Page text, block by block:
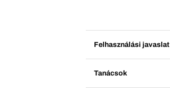
Felhasználási javaslat
Tanácsok